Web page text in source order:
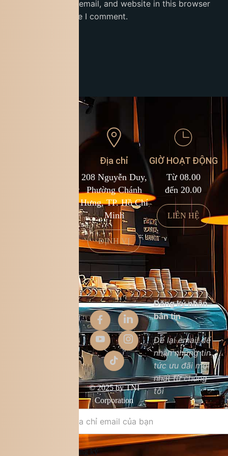
Save my name, email, and website in this browser
for the next time I comment.
cs@kingcoffee.com
Địa chỉ
208 Nguyễn Duy,
Phường Chánh
Hưng, TP. Hồ Chí
Minh
ĐỊNH VỊ
GIỜ HOẠT ĐỘNG
Từ 08.00
đến 20.00
LIÊN HỆ
© 2025 by TNI
Corporation
Đăng ký nhận
bản tin
Để lại email để
nhận những tin
tức ưu đãi mới
nhất từ chúng
tôi
Đăng ký